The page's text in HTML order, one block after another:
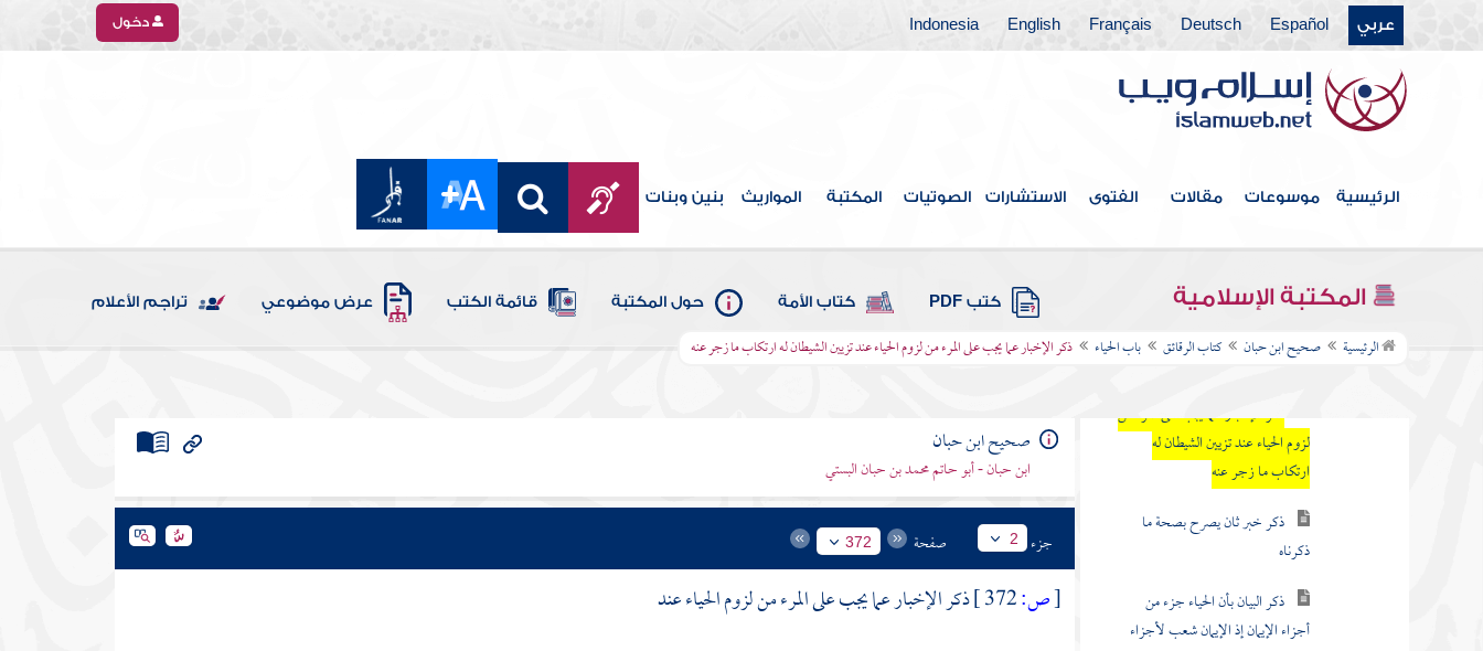
عربي Español
Deutsch
Français
English
Indonesia دخول
الرئيسية موسوعات مقالات الفتوى الاستشارات الصوتيات المكتبة المواريث بنين وبنات
المكتبة الإسلامية كتب PDF كتاب الأمة حول المكتبة قائمة الكتب عرض موضوعي تراجم الأعلام
الرئيسية صحيح ابن حبان كتاب الرقائق باب الحياء ذكر الإخبار عما يجب على المرء من لزوم الحياء عند تزيين الشيطان له ارتكاب ما زجر عنه
المقدمة
كتاب الوحي
كتاب الإسراء
كتاب العلم
كتاب البر والإحسان
كتاب الرقائق
ذكر الإخبار عما يجب على المرء من
لزوم الحياء عند تزيين الشيطان له
ارتكاب ما زجر عنه
ذكر خبر ثان يصرح بصحة ما
ذكرناه
ذكر البيان بأن الحياء جزء من
أجزاء الإيمان إذ الإيمان شعب لأجزاء
صحيح ابن حبان
ابن حبان - أبو حاتم محمد بن حبان البستي
جزء 2 صفحة 372
[ص:
ذكر الإخبار عما يجب على المرء من لزوم الحياء عند